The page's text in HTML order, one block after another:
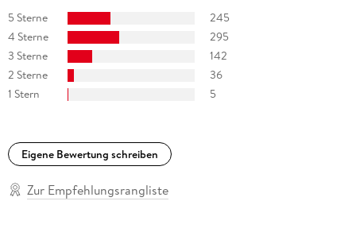
5 Sterne
245
4 Sterne
295
3 Sterne
142
2 Sterne
36
1 Stern
5
Eigene Bewertung schreiben
Zur Empfehlungsrangliste